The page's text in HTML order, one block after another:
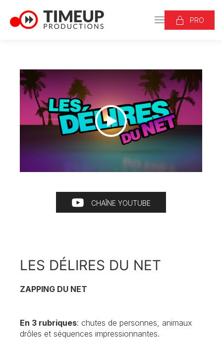
PRO
CHAÎNE YOUTUBE
LES DÉLIRES DU NET
ZAPPING DU NET
En 3 rubriques: chutes de personnes, animaux
drôles et séquences impressionnantes.